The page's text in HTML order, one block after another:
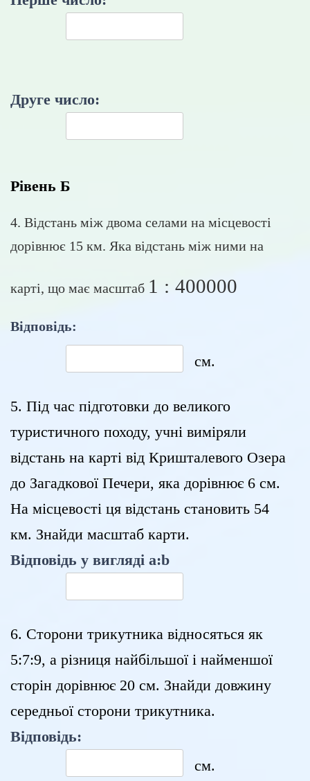
Друге число:
Рівень Б
4. Відстань між двома селами на місцевості
дорівнює 15 км. Яка відстань між ними на
карті, що має масштаб 1 : 400000
1 : 400000
Відповідь:
см.
5. Під час підготовки до великого
туристичного походу, учні виміряли
відстань на карті від Кришталевого Озера
до Загадкової Печери, яка дорівнює 6 см.
На місцевості ця відстань становить 54
км. Знайди масштаб карти.
Відповідь у вигляді a:b
6. Сторони трикутника відносяться як
5:7:9, а різниця найбільшої і найменшої
сторін дорівнює 20 см. Знайди довжину
середньої сторони трикутника.
Відповідь:
см.